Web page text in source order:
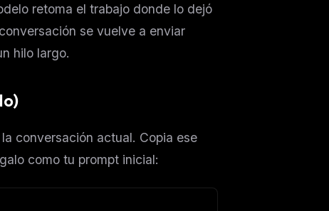
retoma el trabajo donde lo dejó
se vuelve a enviar
hilo largo.
conversación actual. Copia ese
como tu prompt inicial: